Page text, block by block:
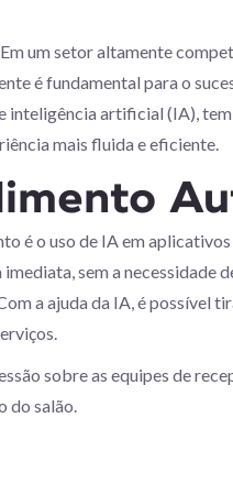
um setor altamente
é fundamental para o
artificial (IA),
mais fluida e eficiente.
é o uso de IA em
sem a necessidade
a ajuda da IA, é possível
sobre as equipes de
do salão.